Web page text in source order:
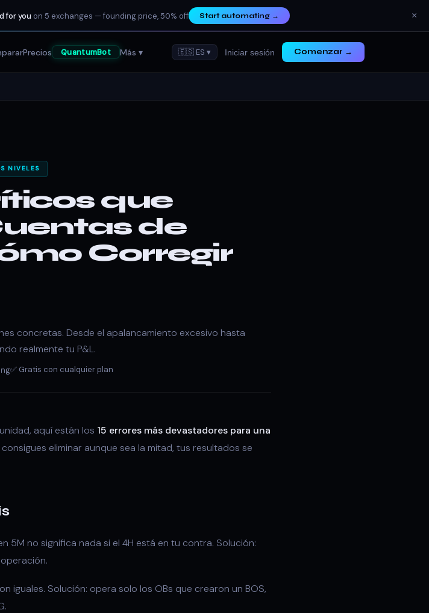
for you on 5 exchanges — founding price, 50% off Start automating→ ×
Precios QuantumBot Más ▾ 🇪🇸 ES ▾ Iniciar sesión Comenzar →
NIVELES
que
de
Corregir
concretas. Desde el apalancamiento excesivo hasta
realmente tu P&L.
✅ Gratis con cualquier plan
aquí están los 15 errores más devastadores para una
eliminar aunque sea la mitad, tus resultados se
5M no significa nada si el 4H está en tu contra. Solución:
iguales. Solución: opera solo los OBs que crearon un BOS,